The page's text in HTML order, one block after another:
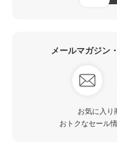
メールマガジン
お気に入り
おトクなセール